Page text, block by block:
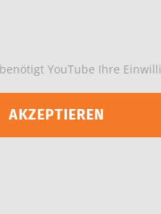
YouTube Ihre
AKZEPTIEREN